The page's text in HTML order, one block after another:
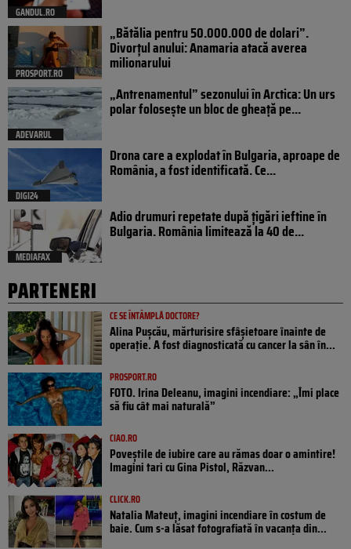
GANDUL.RO
PROSPORT.RO
„Bătălia pentru 50.000.000 de dolari”.
Divorțul anului: Anamaria atacă averea
milionarului
ADEVARUL
„Antrenamentul” sezonului în Arctica: Un urs
polar folosește un bloc de gheață pe...
DIGI24
Drona care a explodat în Bulgaria, aproape de
România, a fost identificată. Ce...
MEDIAFAX
Adio drumuri repetate după țigări ieftine în
Bulgaria. România limitează la 40 de...
PARTENERI
CE SE ÎNTÂMPLĂ DOCTORE?
Alina Pușcău, mărturisire sfâșietoare înainte de
operație. A fost diagnosticată cu cancer la sân în...
PROSPORT.RO
FOTO. Irina Deleanu, imagini incendiare: „Îmi place
să fiu cât mai naturală”
CIAO.RO
Poveştile de iubire care au rămas doar o amintire!
Imagini tari cu Gina Pistol, Răzvan...
CLICK.RO
Natalia Mateuț, imagini incendiare în costum de
baie. Cum s-a lăsat fotografiată în vacanța din...